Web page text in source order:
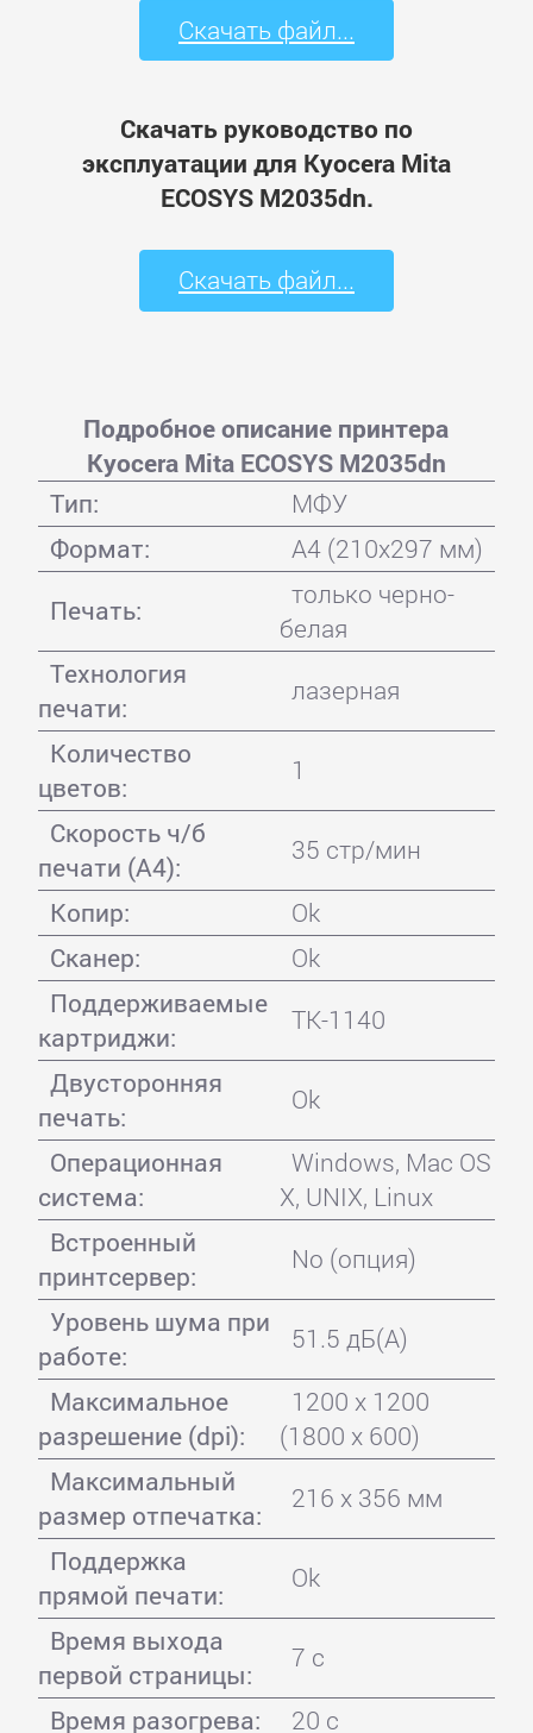
Скачать файл...
Скачать руководство по
эксплуатации для Kyocera Mita
ECOSYS M2035dn.
Скачать файл...
Подробное описание принтера
Kyocera Mita ECOSYS M2035dn
Тип:
МФУ
Формат:
A4 (210x297 мм)
Печать:
только черно-
белая
Технология
печати:
лазерная
Количество
цветов:
1
Скорость ч/б
печати (А4):
35 стр/мин
Копир:
Ok
Сканер:
Ok
Поддерживаемые
картриджи:
TK-1140
Двусторонняя
печать:
Ok
Операционная
система:
Windows, Mac OS
X, UNIX, Linux
Встроенный
принтсервер:
No (опция)
Уровень шума при
работе:
51.5 дБ(А)
Максимальное
разрешение (dpi):
1200 x 1200
(1800 x 600)
Максимальный
размер отпечатка:
216 x 356 мм
Поддержка
прямой печати:
Ok
Время выхода
первой страницы:
7 с
Время разогрева:
20 с